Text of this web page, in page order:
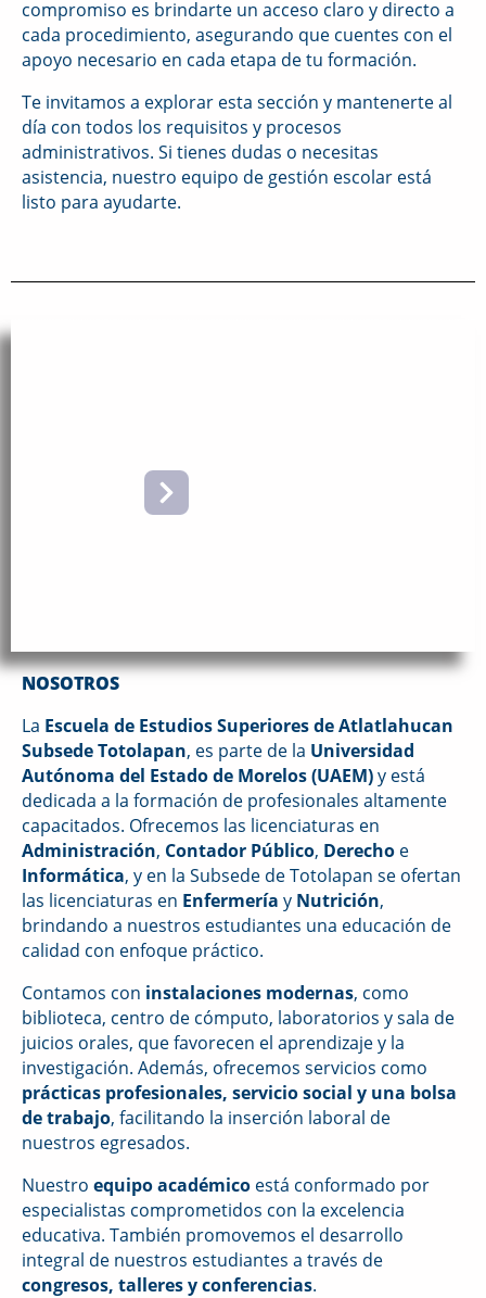
compromiso es brindarte un acceso claro y directo a
cada procedimiento, asegurando que cuentes con el
apoyo necesario en cada etapa de tu formación.
Te invitamos a explorar esta sección y mantenerte al
día con todos los requisitos y procesos
administrativos. Si tienes dudas o necesitas
asistencia, nuestro equipo de gestión escolar está
listo para ayudarte.
NOSOTROS
La Escuela de Estudios Superiores de Atlatlahucan
Subsede Totolapan, es parte de la Universidad
Autónoma del Estado de Morelos (UAEM)y está
dedicada a la formación de profesionales altamente
capacitados. Ofrecemos las licenciaturas en
Administración, Contador Público, Derecho e
Informática, y en la Subsede de Totolapan se ofertan
las licenciaturas en Enfermería y Nutrición,
brindando a nuestros estudiantes una educación de
calidad con enfoque práctico.
Contamos con instalaciones modernas, como
biblioteca, centro de cómputo, laboratorios y sala de
juicios orales, que favorecen el aprendizaje y la
investigación. Además, ofrecemos servicios como
prácticas profesionales, servicio social y una bolsa
de trabajo, facilitando la inserción laboral de
nuestros egresados.
Nuestro equipo académico está conformado por
especialistas comprometidos con la excelencia
educativa. También promovemos el desarrollo
integral de nuestros estudiantes a través de
congresos, talleres y conferencias.